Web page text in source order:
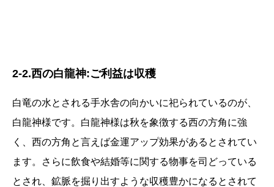
2-2.西の白龍神:ご利益は収穫
白竜の水とされる手水舎の向かいに祀られているのが、
白龍神様です。白龍神様は秋を象徴する西の方角に強
く、西の方角と言えば金運アップ効果があるとされてい
ます。さらに飲食や結婚等に関する物事を司どっている
とされ、鉱脈を掘り出すような収穫豊かになるとされて